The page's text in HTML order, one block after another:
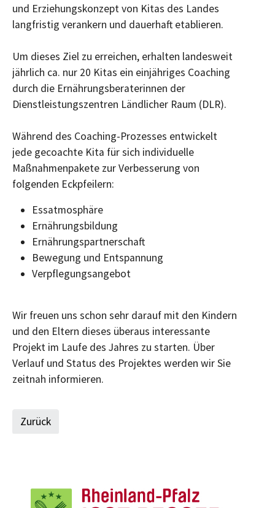
und Erziehungskonzept von Kitas des Landes
langfristig verankern und dauerhaft etablieren.
Um dieses Ziel zu erreichen, erhalten landesweit
jährlich ca. nur 20 Kitas ein einjähriges Coaching
durch die Ernährungsberaterinnen der
Dienstleistungszentren Ländlicher Raum (DLR).
Während des Coaching-Prozesses entwickelt
jede gecoachte Kita für sich individuelle
Maßnahmenpakete zur Verbesserung von
folgenden Eckpfeilern:
Essatmosphäre
Ernährungsbildung
Ernährungspartnerschaft
Bewegung und Entspannung
Verpflegungsangebot
Wir freuen uns schon sehr darauf mit den Kindern
und den Eltern dieses überaus interessante
Projekt im Laufe des Jahres zu starten. Über
Verlauf und Status des Projektes werden wir Sie
zeitnah informieren.
Zurück